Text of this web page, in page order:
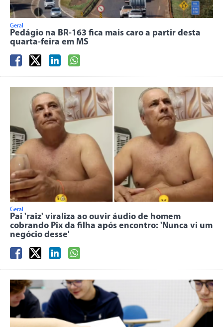
Geral
Pedágio na BR-163 fica mais caro a partir desta
quarta-feira em MS
Geral
Pai 'raiz' viraliza ao ouvir áudio de homem
cobrando Pix da filha após encontro: 'Nunca vi um
negócio desse'